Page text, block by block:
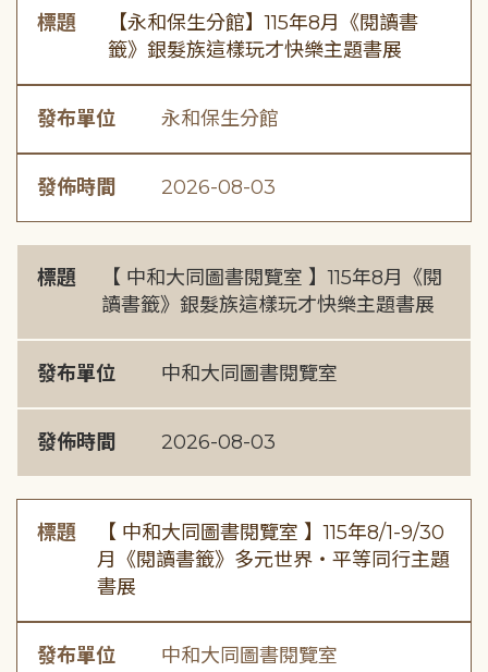
標題
【永和保生分館】115年8月《閱讀書
籤》銀髮族這樣玩才快樂主題書展
發布單位 永和保生分館
發佈時間 2026-08-03
標題
【 中和大同圖書閱覽室 】115年8月《閱
讀書籤》銀髮族這樣玩才快樂主題書展
發布單位 中和大同圖書閱覽室
發佈時間 2026-08-03
標題
【 中和大同圖書閱覽室 】115年8/1-9/30
月《閱讀書籤》多元世界・平等同行主題
書展
發布單位 中和大同圖書閱覽室